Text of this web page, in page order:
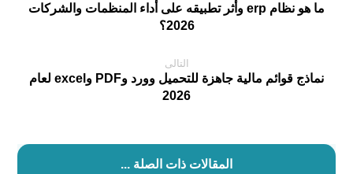
ما هو نظام erp وأثر تطبيقه على أداء المنظمات والشركات
2026؟
التالى
نماذج قوائم مالية جاهزة للتحميل وورد وPDF وexcel لعام
2026
المقالات ذات الصلة ...